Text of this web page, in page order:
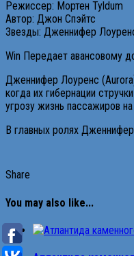
Режиссер: Мортен Tyldum
Автор: Джон Спэйтс
Звезды: Дженнифер
Win Передает авансовому
Дженнифер Лоуренс
когда их гибернации
угрозу жизнь пассажиров
В главных ролях
Share
You may also like...